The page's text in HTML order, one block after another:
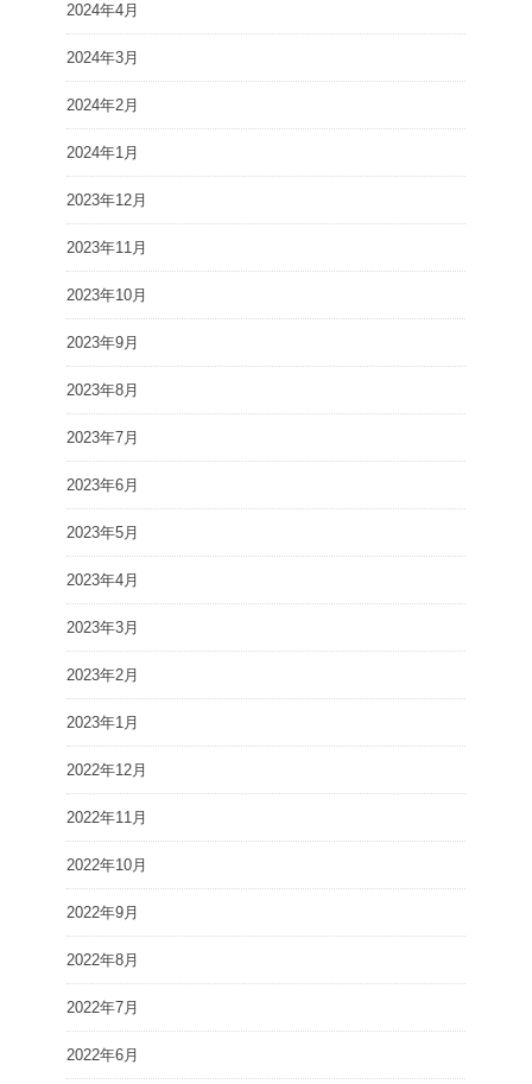
2024年4月
2024年3月
2024年2月
2024年1月
2023年12月
2023年11月
2023年10月
2023年9月
2023年8月
2023年7月
2023年6月
2023年5月
2023年4月
2023年3月
2023年2月
2023年1月
2022年12月
2022年11月
2022年10月
2022年9月
2022年8月
2022年7月
2022年6月